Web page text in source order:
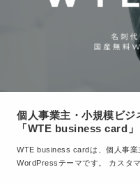
個人事業主・小規模ビ
「WTE business card」
WTE business cardは、個人事業主や小規模ビジネスにおすすめのLP型
WordPressテーマです。 カスタ